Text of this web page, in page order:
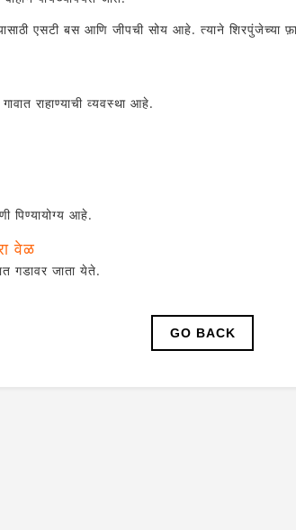
एसटी बस आणि जीपची सोय आहे. त्याने शिरपुंजेच्या
राहाण्याची व्यवस्था आहे.
पिण्यायोग्य आहे.
वेळ
गडावर जाता येते.
GO BACK